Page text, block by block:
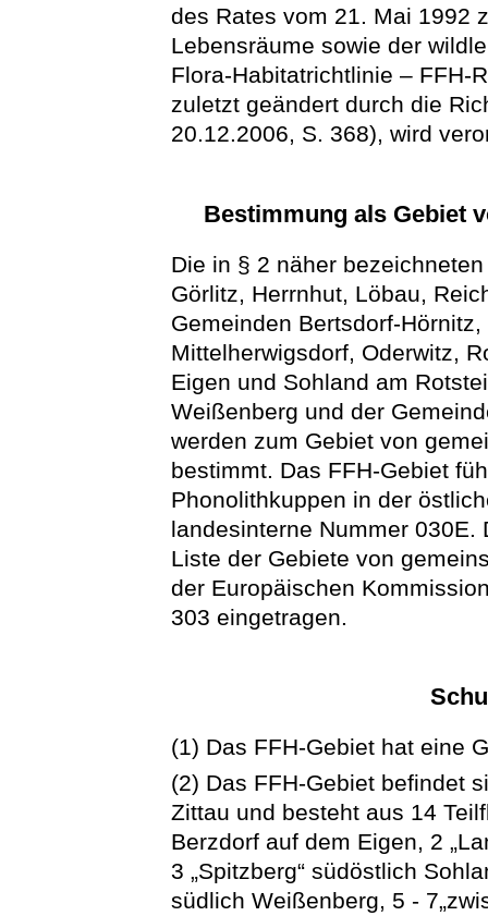
des Rates vom 21. Mai 1992
Lebensräume sowie der
Flora-Habitatrichtlinie – FFH-
zuletzt geändert durch die
20.12.2006, S. 368), wird
Bestimmung als Gebiet
Die in § 2 näher
Görlitz, Herrnhut, Löbau,
Gemeinden Bertsdorf-
Mittelherwigsdorf, Oderwitz,
Eigen und Sohland am
Weißenberg und der
werden zum Gebiet von
bestimmt. Das FFH-Gebiet
Phonolithkuppen in der
landesinterne Nummer
Liste der Gebiete von
der Europäischen
303 eingetragen.
(1) Das FFH-Gebiet hat eine
(2) Das FFH-Gebiet befindet
Zittau und besteht aus 14
Berzdorf auf dem Eigen, 2
3 „Spitzberg“ südöstlich
südlich Weißenberg, 5 -